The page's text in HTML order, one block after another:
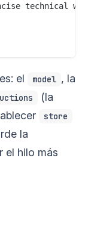
technical
el model , la
(la
store
la
el hilo más